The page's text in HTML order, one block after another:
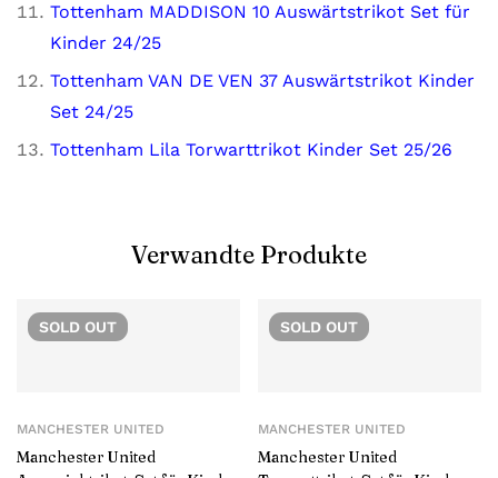
Tottenham MADDISON 10 Auswärtstrikot Set für
Kinder 24/25
Tottenham VAN DE VEN 37 Auswärtstrikot Kinder
Set 24/25
Tottenham Lila Torwarttrikot Kinder Set 25/26
Verwandte Produkte
SOLD OUT
MANCHESTER UNITED
Manchester United
SOLD OUT
MANCHESTER UNITED
Manchester United